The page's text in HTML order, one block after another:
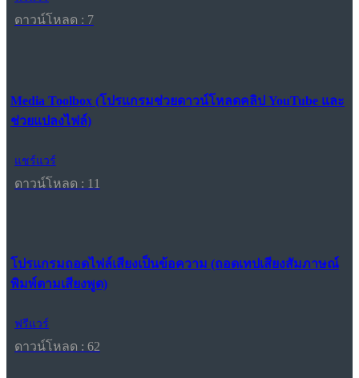
ดาวน์โหลด : 7
Media Toolbox (โปรแกรมช่วยดาวน์โหลดคลิป YouTube และ
ช่วยแปลงไฟล์)
แชร์แวร์
ดาวน์โหลด : 11
โปรแกรมถอดไฟล์เสียงเป็นข้อความ (ถอดเทปเสียงสัมภาษณ์
พิมพ์ตามเสียงพูด)
ฟรีแวร์
ดาวน์โหลด : 62